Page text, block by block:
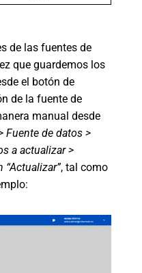
de las fuentes de
que guardemos los
el botón de
de la fuente de
manual desde
Fuente de datos >
a actualizar >
, tal como